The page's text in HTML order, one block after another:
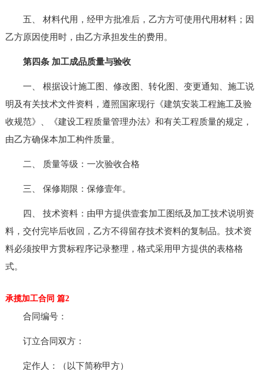
五、 材料代用，经甲方批准后，乙方方可使用代用材料；因
乙方原因使用时，由乙方承担发生的费用。
第四条 加工成品质量与验收
一、 根据设计施工图、修改图、转化图、变更通知、施工说
明及有关技术文件资料，遵照国家现行《建筑安装工程施工及验
收规范》、《建设工程质量管理办法》和有关工程质量的规定，
由乙方确保本加工构件质量。
二、 质量等级：一次验收合格
三、 保修期限：保修壹年。
四、 技术资料：由甲方提供壹套加工图纸及加工技术说明资
料，交付完毕后收回，乙方不得留存技术资料的复制品。技术资
料必须按甲方贯标程序记录整理，格式采用甲方提供的表格格
式。
承揽加工合同 篇2
合同编号：
订立合同双方：
定作人：（以下简称甲方）